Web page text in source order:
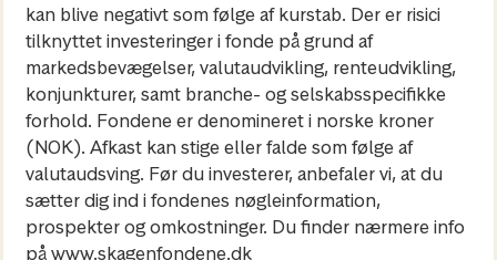
kan blive negativt som følge af kurstab. Der er risici
tilknyttet investeringer i fonde på grund af
markedsbevægelser, valutaudvikling, renteudvikling,
konjunkturer, samt branche- og selskabsspecifikke
forhold. Fondene er denomineret i norske kroner
(NOK). Afkast kan stige eller falde som følge af
valutaudsving. Før du investerer, anbefaler vi, at du
sætter dig ind i fondenes nøgleinformation,
prospekter og omkostninger. Du finder nærmere info
på www.skagenfondene.dk